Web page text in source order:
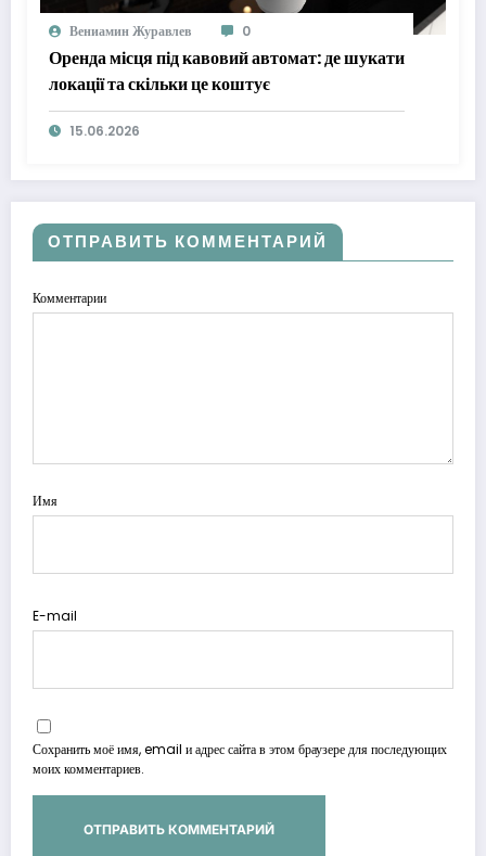
Вениамин Журавлев 0
Оренда місця під кавовий автомат: де шукати
локації та скільки це коштує
15.06.2026
ОТПРАВИТЬ КОММЕНТАРИЙ
Комментарии
Имя
E-mail
Сохранить моё имя, email и адрес сайта в этом браузере для последующих
моих комментариев.